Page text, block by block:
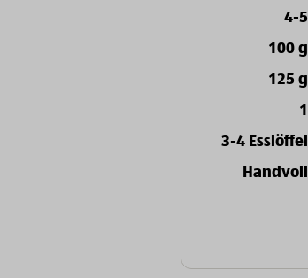
4-5
100 g
125 g
1
3-4 Esslöffel
Handvoll